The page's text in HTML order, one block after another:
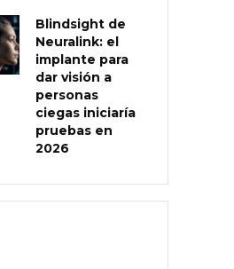
Blindsight de
Neuralink: el
implante para
dar visión a
personas
ciegas iniciaría
pruebas en
2026